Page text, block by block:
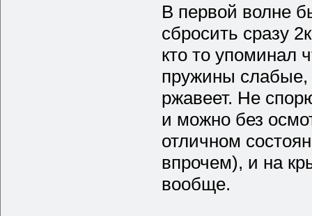
В первой волне
сбросить сразу
кто то упоминал
пружины слабые,
ржавеет. Не
и можно без
отличном
впрочем), и на
вообще.